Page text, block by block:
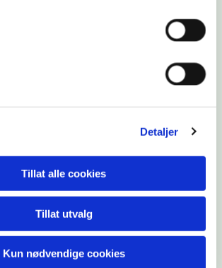
Detaljer
Tillat alle cookies
Tillat utvalg
Kun nødvendige cookies
en del av hverdagen
opp gjennom skolegangen,
løpet av oppveksten".